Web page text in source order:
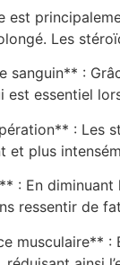
est
Les
sanguin** :
essentiel
: Les
et plus
: En
ressentir de
musculaire** :